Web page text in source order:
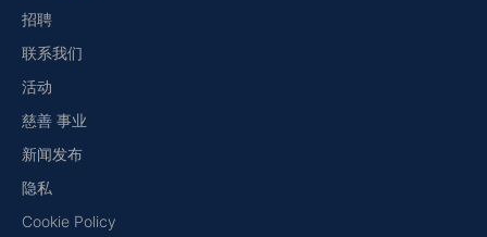
招聘
联系我们
活动
慈善 事业
新闻发布
隐私
Cookie Policy